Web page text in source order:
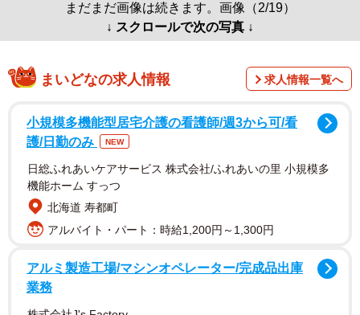
まだまだ画像は続きます。画像（2/19）
↓ スクロールで次の写真 ↓
まいどなの求人情報 求人情報一覧へ
小規模多機能型居宅介護の看護師/週3から可/看
護/日勤のみ
NEW
日総ふれあいケアサービス 株式会社/ふれあいの里 小規模多
機能ホーム すっつ
北海道 寿都町
アルバイト・パート：時給1,200円～1,300円
アルミ製造工場/マシンオペレーター/完成品出庫
業務